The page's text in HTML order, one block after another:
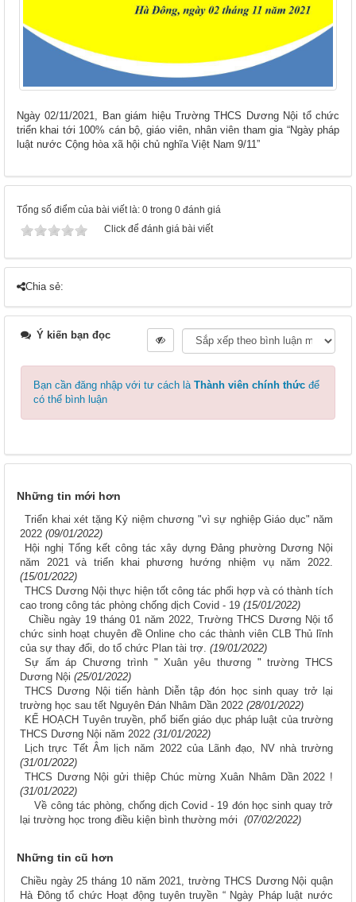
Ngày 02/11/2021, Ban giám hiệu Trường THCS Dương Nội tổ chức
triển khai tới 100% cán bộ, giáo viên, nhân viên tham gia “Ngày pháp
luật nước Cộng hòa xã hội chủ nghĩa Việt Nam 9/11”
Tổng số điểm của bài viết là: 0 trong 0 đánh giá
Click để đánh giá bài viết
Chia sẻ:
Ý kiến bạn đọc
Bạn cần đăng nhập với tư cách là Thành viên chính thức để
có thể bình luận
Những tin mới hơn
Triển khai xét tặng Kỷ niệm chương "vì sự nghiệp Giáo dục" năm
2022 (09/01/2022)
Hội nghị Tổng kết công tác xây dựng Đảng phường Dương Nội
năm 2021 và triển khai phương hướng nhiệm vụ năm 2022.
(15/01/2022)
THCS Dương Nội thực hiện tốt công tác phối hợp và có thành tích
cao trong công tác phòng chống dịch Covid - 19 (15/01/2022)
Chiều ngày 19 tháng 01 năm 2022, Trường THCS Dương Nội tổ
chức sinh hoạt chuyên đề Online cho các thành viên CLB Thủ lĩnh
của sự thay đổi, do tổ chức Plan tài trợ. (19/01/2022)
Sự ấm áp Chương trình " Xuân yêu thương " trường THCS
Dương Nội (25/01/2022)
THCS Dương Nội tiến hành Diễn tập đón học sinh quay trở lại
trường học sau tết Nguyên Đán Nhâm Dần 2022 (28/01/2022)
KẾ HOẠCH Tuyên truyền, phổ biến giáo dục pháp luật của trường
THCS Dương Nội năm 2022 (31/01/2022)
Lịch trực Tết Âm lịch năm 2022 của Lãnh đạo, NV nhà trường
(31/01/2022)
THCS Dương Nội gửi thiệp Chúc mừng Xuân Nhâm Dần 2022 !
(31/01/2022)
Về công tác phòng, chống dịch Covid - 19 đón học sinh quay trở
lại trường học trong điều kiện bình thường mới (07/02/2022)
Những tin cũ hơn
Chiều ngày 25 tháng 10 năm 2021, trường THCS Dương Nội quận
Hà Đông tổ chức Hoạt động tuyên truyền “ Ngày Pháp luật nước